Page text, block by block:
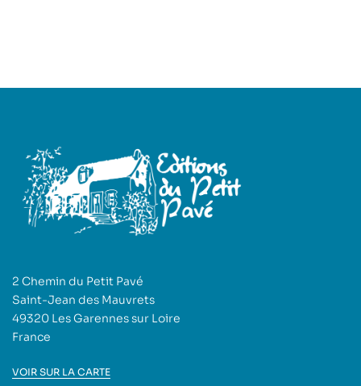
2 Chemin du Petit Pavé
Saint-Jean des Mauvrets
49320 Les Garennes sur Loire
France
VOIR SUR LA CARTE